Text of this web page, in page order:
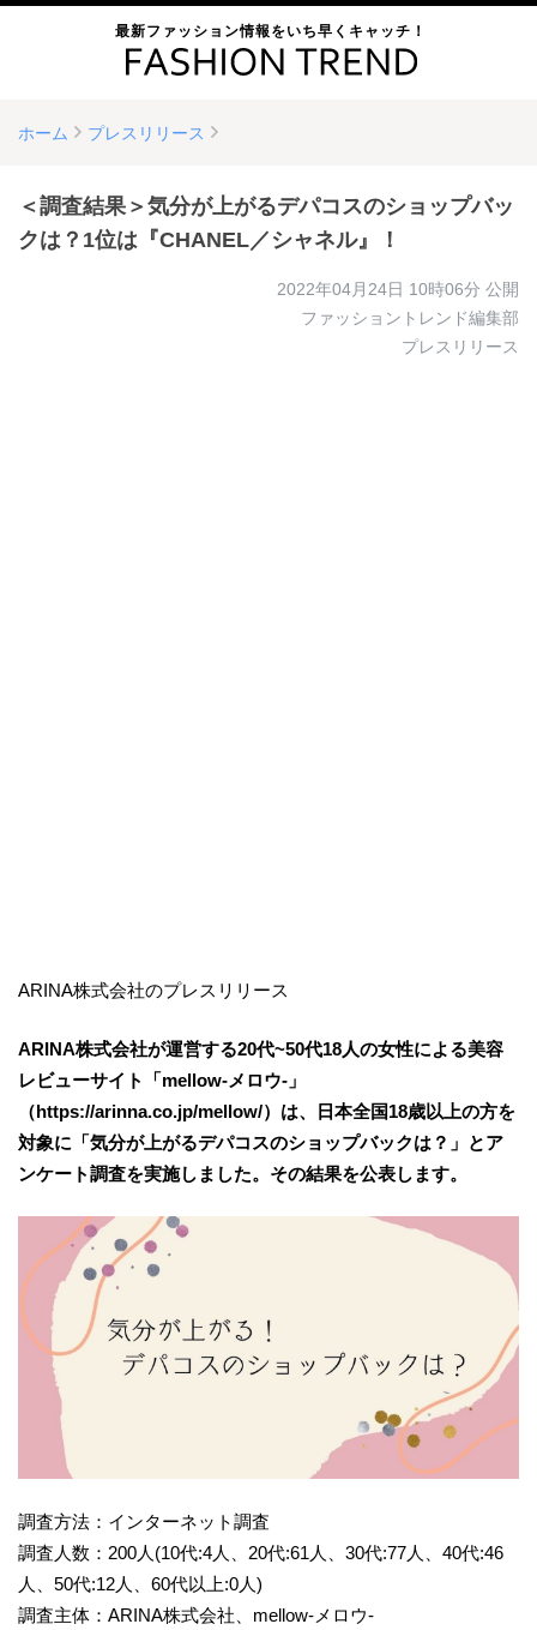
最新ファッション情報をいち早くキャッチ！
ホーム プレスリリース
＜調査結果＞気分が上がるデパコスのショップバッ
クは？1位は『CHANEL／シャネル』！
2022年04月24日 10時06分 公開
ファッショントレンド編集部
プレスリリース
ARINA株式会社のプレスリリース
​ARINA株式会社が運営する20代~50代18人の女性による美容
レビューサイト「mellow-メロウ-」
（https://arinna.co.jp/mellow/）は、日本全国18歳以上の方を
対象に「気分が上がるデパコスのショップバックは？」とア
ンケート調査を実施しました。その結果を公表します。
調査方法：インターネット調査
調査人数：200人(10代:4人、20代:61人、30代:77人、40代:46
人、50代:12人、60代以上:0人)
調査主体：ARINA株式会社、mellow-メロウ-